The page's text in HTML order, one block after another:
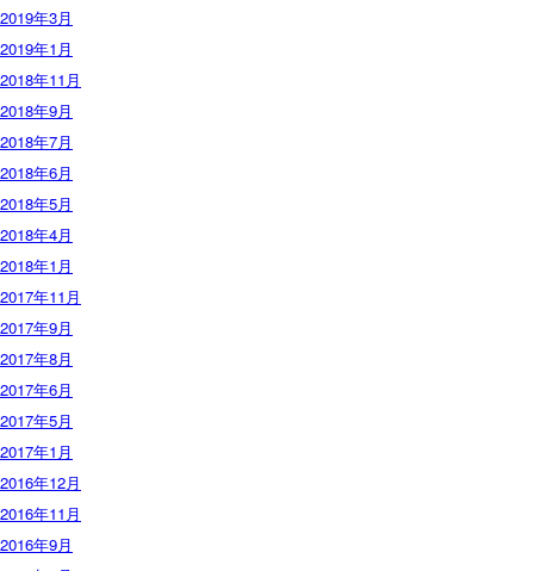
2019年3月
2019年1月
2018年11月
2018年9月
2018年7月
2018年6月
2018年5月
2018年4月
2018年1月
2017年11月
2017年9月
2017年8月
2017年6月
2017年5月
2017年1月
2016年12月
2016年11月
2016年9月